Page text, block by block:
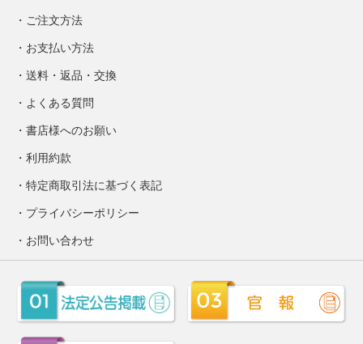
ご注文方法
お支払い方法
送料・返品・交換
よくある質問
書店様へのお願い
利用約款
特定商取引法に基づく表記
プライバシーポリシー
お問い合わせ